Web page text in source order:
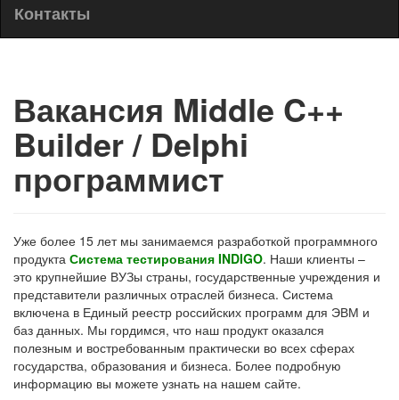
Контакты
Вакансия Middle C++
Builder / Delphi
программист
Уже более 15 лет мы занимаемся разработкой программного
продукта Система тестирования INDIGO. Наши клиенты –
это крупнейшие ВУЗы страны, государственные учреждения и
представители различных отраслей бизнеса. Система
включена в Единый реестр российских программ для ЭВМ и
баз данных. Мы гордимся, что наш продукт оказался
полезным и востребованным практически во всех сферах
государства, образования и бизнеса. Более подробную
информацию вы можете узнать на нашем сайте.